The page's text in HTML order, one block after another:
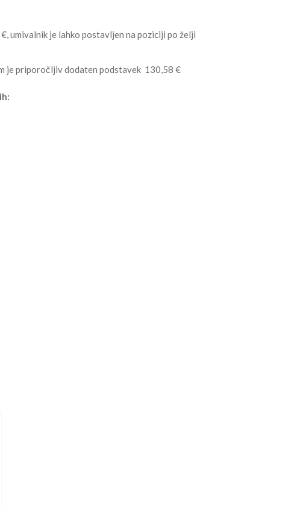
umivalnik je lahko postavljen na poziciji po želji
je priporočljiv dodaten podstavek 130,58 €